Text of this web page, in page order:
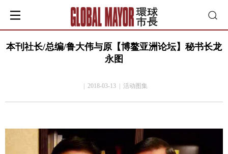
本刊社长/总编/鲁大伟与原【博鳌亚洲论坛】秘书长龙
永图
| 2018-03-13 | 活动图集